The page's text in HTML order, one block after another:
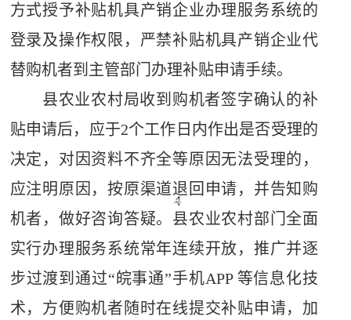
方式授予补贴机具产销企业办理服务系统的
登录及操作权限，严禁补贴机具产销企业代
替购机者到主管部门办理补贴申请手续。
县农业农村局收到购机者签字确认的补
贴申请后，应于2个工作日内作出是否受理的
决定，对因资料不齐全等原因无法受理的，
应注明原因，按原渠道退回申请，并告知购
机者，做好咨询答疑。县农业农村部门全面
实行办理服务系统常年连续开放，推广并逐
步过渡到通过“皖事通”手机APP 等信息化技
术，方便购机者随时在线提交补贴申请，加